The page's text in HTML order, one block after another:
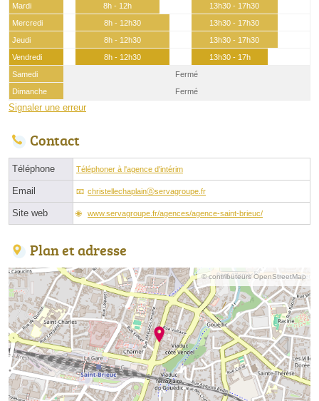
Mardi
8h - 12h
13h30 - 17h30
Mercredi
8h - 12h30
13h30 - 17h30
Jeudi
8h - 12h30
13h30 - 17h30
Vendredi
8h - 12h30
13h30 - 17h
Samedi
Fermé
Dimanche
Fermé
Signaler une erreur
Contact
Téléphone Téléphoner à l'agence d'intérim
Email christellechaplainⓐservagroupe.fr
Site web www.servagroupe.fr/agences/agence-saint-brieuc/
Plan et adresse
© contributeurs OpenStreetMap